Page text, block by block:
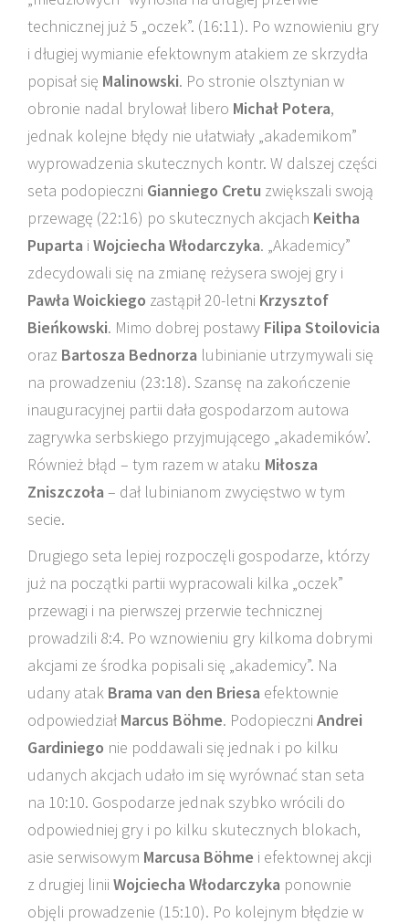
technicznej już 5 „oczek”. (16:11). Po wznowieniu gry
i długiej wymianie efektownym atakiem ze skrzydła
popisał się Malinowski. Po stronie olsztynian w
obronie nadal brylował libero Michał Potera,
jednak kolejne błędy nie ułatwiały „akademikom”
wyprowadzenia skutecznych kontr. W dalszej części
seta podopieczni Gianniego Cretu zwiększali swoją
przewagę (22:16) po skutecznych akcjach Keitha
Puparta i Wojciecha Włodarczyka. „Akademicy”
zdecydowali się na zmianę reżysera swojej gry i
Pawła Woickiego zastąpił 20-letni Krzysztof
Bieńkowski. Mimo dobrej postawy Filipa Stoilovicia
oraz Bartosza Bednorza lubinianie utrzymywali się
na prowadzeniu (23:18). Szansę na zakończenie
inauguracyjnej partii dała gospodarzom autowa
zagrywka serbskiego przyjmującego „akademików’.
Również błąd – tym razem w ataku Miłosza
Zniszczoła – dał lubinianom zwycięstwo w tym
secie.
Drugiego seta lepiej rozpoczęli gospodarze, którzy
już na początki partii wypracowali kilka „oczek”
przewagi i na pierwszej przerwie technicznej
prowadzili 8:4. Po wznowieniu gry kilkoma dobrymi
akcjami ze środka popisali się „akademicy”. Na
udany atak Brama van den Briesa efektownie
odpowiedział Marcus Böhme. Podopieczni Andrei
Gardiniego nie poddawali się jednak i po kilku
udanych akcjach udało im się wyrównać stan seta
na 10:10. Gospodarze jednak szybko wrócili do
odpowiedniej gry i po kilku skutecznych blokach,
asie serwisowym Marcusa Böhme i efektownej akcji
z drugiej linii Wojciecha Włodarczyka ponownie
objęli prowadzenie (15:10). Po kolejnym błędzie w